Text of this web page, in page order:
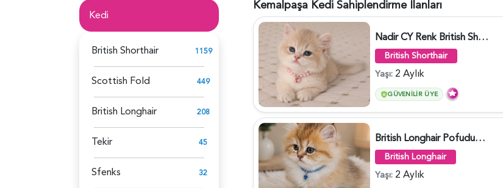
Kedi
British Shorthair 1159
Scottish Fold 449
British Longhair 208
Tekir 45
Sfenks 32
Kemalpaşa Kedi Sahiplendirme İlanları
Nadir CY Renk British Shorthair Prensesimiz - 6483
British Shorthair
Yaşı: 2 Aylık
GÜVENILIR ÜYE
British Longhair Pofuduk Yakışıklımız - 6481
British Longhair
Yaşı: 2 Aylık